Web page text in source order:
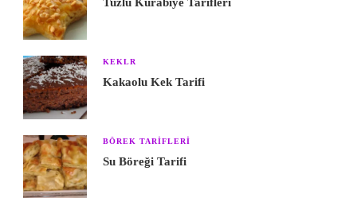
KEKLR
Kakaolu Kek Tarifi
BÖREK TARIFLERI
Su Böreği Tarifi